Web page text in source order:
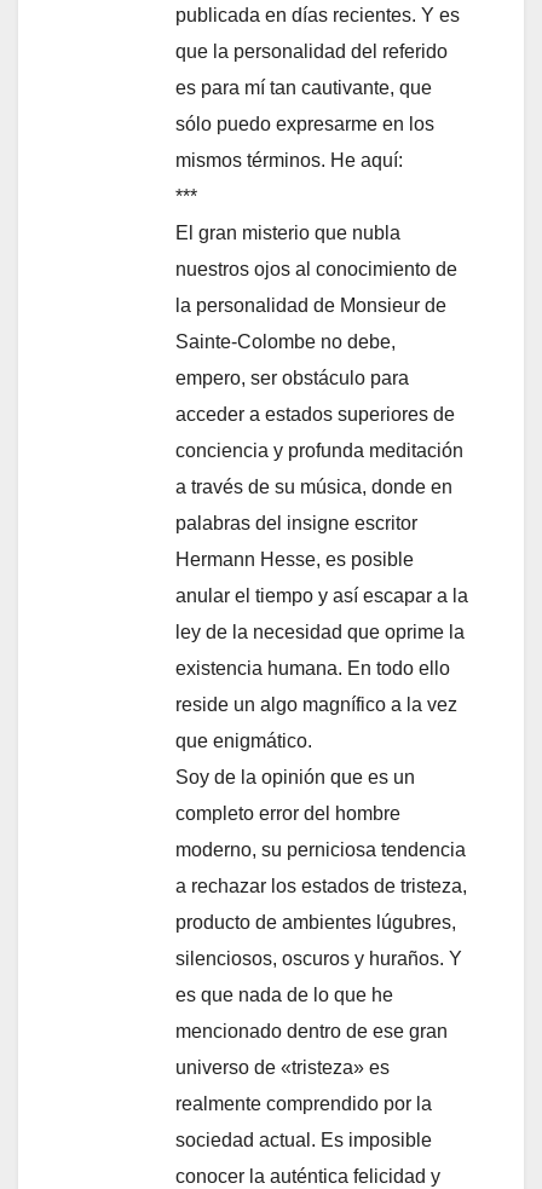
publicada en días recientes. Y es
que la personalidad del referido
es para mí tan cautivante, que
sólo puedo expresarme en los
mismos términos. He aquí:
***
El gran misterio que nubla
nuestros ojos al conocimiento de
la personalidad de Monsieur de
Sainte-Colombe no debe,
empero, ser obstáculo para
acceder a estados superiores de
conciencia y profunda meditación
a través de su música, donde en
palabras del insigne escritor
Hermann Hesse, es posible
anular el tiempo y así escapar a la
ley de la necesidad que oprime la
existencia humana. En todo ello
reside un algo magnífico a la vez
que enigmático.
Soy de la opinión que es un
completo error del hombre
moderno, su perniciosa tendencia
a rechazar los estados de tristeza,
producto de ambientes lúgubres,
silenciosos, oscuros y huraños. Y
es que nada de lo que he
mencionado dentro de ese gran
universo de «tristeza» es
realmente comprendido por la
sociedad actual. Es imposible
conocer la auténtica felicidad y